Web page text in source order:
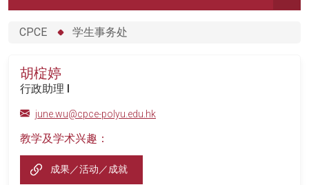
CPCE 学生事务处
胡椗婷
行政助理 I
june.wu@cpce-polyu.edu.hk
教学及学术兴趣：
成果／活动／成就